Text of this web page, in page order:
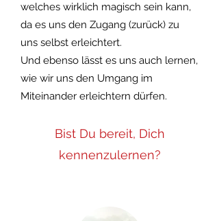
welches wirklich magisch sein kann,
da es uns den Zugang (zurück) zu
uns selbst erleichtert.
Und ebenso lässt es uns auch lernen,
wie wir uns den Umgang im
Miteinander erleichtern dürfen.
Bist Du bereit, Dich
kennenzulernen?